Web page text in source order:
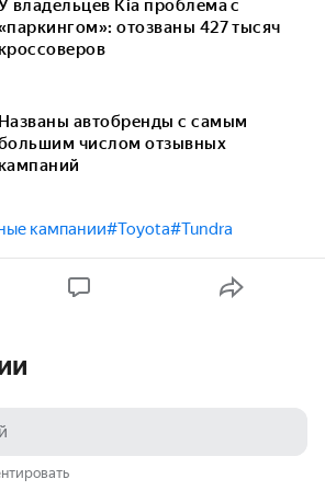
владельцев Kia проблема с
отозваны 427 тысяч
кроссоверов
Названы автобренды с самым
числом отзывных
кампаний
кампании#Toyota#Tundra